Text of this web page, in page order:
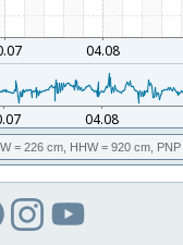
= 226 cm, HHW= 920 cm, PNP